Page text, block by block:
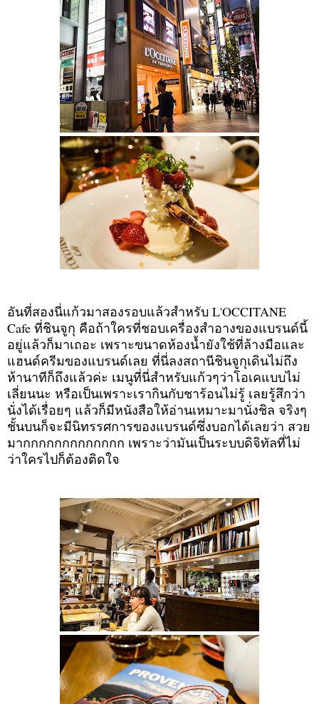
อันที่สองนี่แก้วมาสองรอบแล้วสำหรับ L'OCCITANE
Cafe ที่ชินจูกุ คือถ้าใครที่ชอบเครื่องสำอางของแบรนด์นี้
อยู่แล้วก็มาเถอะ เพราะขนาดห้องน้ำยังใช้ที่ล้างมือและ
แฮนด์ครีมของแบรนด์เลย ที่นี่ลงสถานีชินจูกุเดินไม่ถึง
ห้านาทีก็ถึงแล้วค่ะ เมนูที่นี่สำหรับแก้วๆว่าโอเคแบบไม่
เลี่ยนนะ หรือเป็นเพราะเรากินกับชาร้อนไม่รู้ เลยรู้สึกว่า
นั่งได้เรื่อยๆ แล้วก็มีหนังสือให้อ่านเหมาะมานั่งชิล จริงๆ
ชั้นบนก็จะมีนิทรรศการของแบรนด์ซึ่งบอกได้เลยว่า สวย
มากกกกกกกกกกกกก เพราะว่ามันเป็นระบบดิจิทัลที่ไม่
ว่าใครไปก็ต้องติดใจ